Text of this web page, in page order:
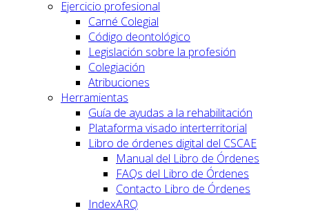
Ejercicio profesional
Carné Colegial
Código deontológico
Legislación sobre la profesión
Colegiación
Atribuciones
Herramientas
Guía de ayudas a la rehabilitación
Plataforma visado interterritorial
Libro de órdenes digital del CSCAE
Manual del Libro de Órdenes
FAQs del Libro de Órdenes
Contacto Libro de Órdenes
IndexARQ